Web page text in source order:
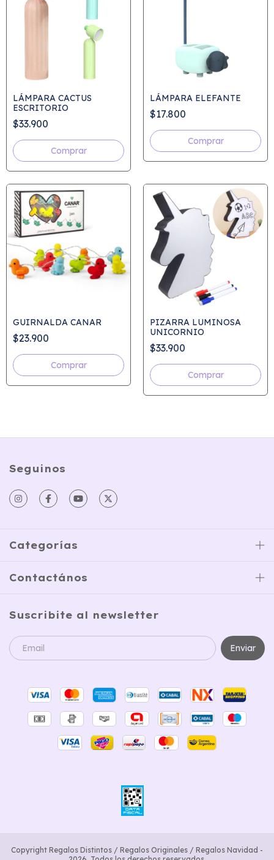
LÁMPARA CACTUS
ESCRITORIO
$33.900
Comprar
LÁMPARA ELEFANTE
$17.800
Comprar
GUIRNALDA CANAR
$23.900
PIZARRA LUMINOSA
UNICORNIO
$33.900
Seguinos
Categorías
Contactános
Suscribite al newsletter
Copyright Regalos Distintos / Regalos Originales / Regalos Navidad -